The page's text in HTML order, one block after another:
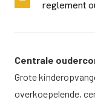
reglement
Centrale
Grote
overkoepelende,